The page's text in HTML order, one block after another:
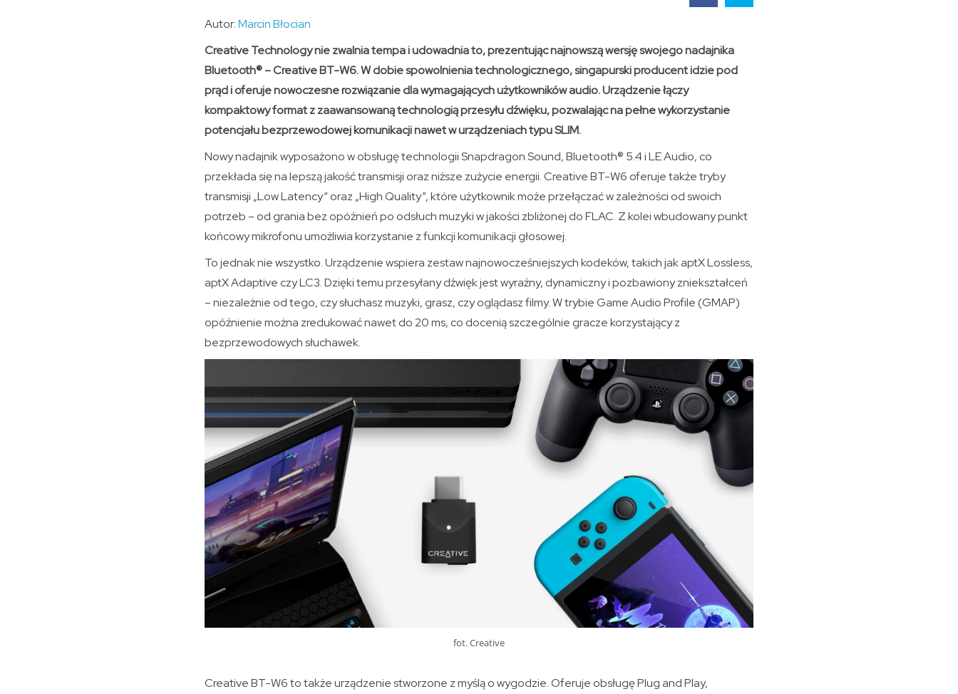
Autor:Marcin Błocian
Creative Technology nie zwalnia tempa i udowadnia to, prezentując najnowszą wersję swojego nadajnika
Bluetooth® – Creative BT-W6. W dobie spowolnienia technologicznego, singapurski producent idzie pod
prąd i oferuje nowoczesne rozwiązanie dla wymagających użytkowników audio. Urządzenie łączy
kompaktowy format z zaawansowaną technologią przesyłu dźwięku, pozwalając na pełne wykorzystanie
potencjału bezprzewodowej komunikacji nawet w urządzeniach typu SLIM.
Nowy nadajnik wyposażono w obsługę technologii Snapdragon Sound, Bluetooth® 5.4 i LE Audio, co
przekłada się na lepszą jakość transmisji oraz niższe zużycie energii. Creative BT-W6 oferuje także tryby
transmisji „Low Latency” oraz „High Quality”, które użytkownik może przełączać w zależności od swoich
potrzeb – od grania bez opóźnień po odsłuch muzyki w jakości zbliżonej do FLAC. Z kolei wbudowany punkt
końcowy mikrofonu umożliwia korzystanie z funkcji komunikacji głosowej.
To jednak nie wszystko. Urządzenie wspiera zestaw najnowocześniejszych kodeków, takich jak aptX Lossless,
aptX Adaptive czy LC3. Dzięki temu przesyłany dźwięk jest wyraźny, dynamiczny i pozbawiony zniekształceń
– niezależnie od tego, czy słuchasz muzyki, grasz, czy oglądasz filmy. W trybie Game Audio Profile (GMAP)
opóźnienie można zredukować nawet do 20 ms, co docenią szczególnie gracze korzystający z
bezprzewodowych słuchawek.
fot. Creative
Creative BT-W6 to także urządzenie stworzone z myślą o wygodzie. Oferuje obsługę Plug and Play,